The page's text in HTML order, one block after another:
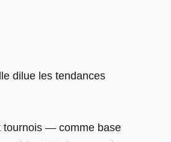
dilue les tendances
tournois — comme base